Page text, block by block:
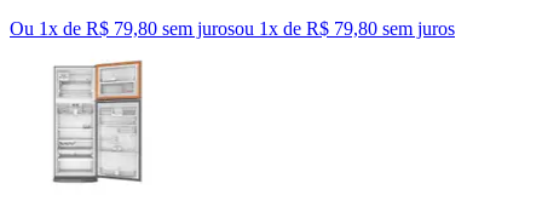
Ou 1x de R$ 79,80 sem jurosou 1x de R$ 79,80 sem juros